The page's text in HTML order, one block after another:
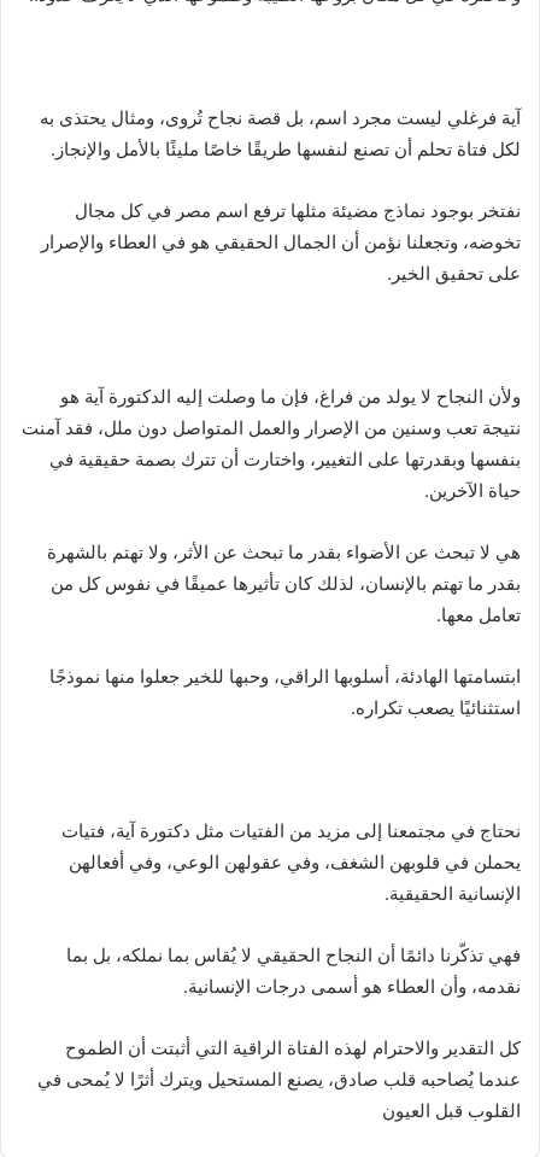
آية فرغلي ليست مجرد اسم، بل قصة نجاح تُروى، ومثال يحتذى به
لكل فتاة تحلم أن تصنع لنفسها طريقًا خاصًا مليئًا بالأمل والإنجاز.
نفتخر بوجود نماذج مضيئة مثلها ترفع اسم مصر في كل مجال
تخوضه، وتجعلنا نؤمن أن الجمال الحقيقي هو في العطاء والإصرار
على تحقيق الخير.
ولأن النجاح لا يولد من فراغ، فإن ما وصلت إليه الدكتورة آية هو
نتيجة تعب وسنين من الإصرار والعمل المتواصل دون ملل، فقد آمنت
بنفسها وبقدرتها على التغيير، واختارت أن تترك بصمة حقيقية في
حياة الآخرين.
هي لا تبحث عن الأضواء بقدر ما تبحث عن الأثر، ولا تهتم بالشهرة
بقدر ما تهتم بالإنسان، لذلك كان تأثيرها عميقًا في نفوس كل من
تعامل معها.
ابتسامتها الهادئة، أسلوبها الراقي، وحبها للخير جعلوا منها نموذجًا
استثنائيًا يصعب تكراره.
نحتاج في مجتمعنا إلى مزيد من الفتيات مثل دكتورة آية، فتيات
يحملن في قلوبهن الشغف، وفي عقولهن الوعي، وفي أفعالهن
الإنسانية الحقيقية.
فهي تذكّرنا دائمًا أن النجاح الحقيقي لا يُقاس بما نملكه، بل بما
نقدمه، وأن العطاء هو أسمى درجات الإنسانية.
كل التقدير والاحترام لهذه الفتاة الراقية التي أثبتت أن الطموح
عندما يُصاحبه قلب صادق، يصنع المستحيل ويترك أثرًا لا يُمحى في
القلوب قبل العيون